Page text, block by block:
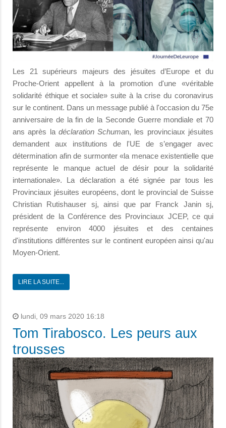
Les 21 supérieurs majeurs des jésuites d’Europe et du
Proche-Orient appellent à la promotion d'une «véritable
solidarité éthique et sociale» suite à la crise du coronavirus
sur le continent. Dans un message publié à l'occasion du 75e
anniversaire de la fin de la Seconde Guerre mondiale et 70
ans après la déclaration Schuman, les provinciaux jésuites
demandent aux institutions de l'UE de s’engager avec
détermination afin de surmonter «la menace existentielle que
représente le manque actuel de désir pour la solidarité
internationale». La déclaration a été signée par tous les
Provinciaux jésuites européens, dont le provincial de Suisse
Christian Rutishauser sj, ainsi que par Franck Janin sj,
président de la Conférence des Provinciaux JCEP, ce qui
représente environ 4000 jésuites et des centaines
d'institutions différentes sur le continent européen ainsi qu'au
Moyen-Orient.
LIRE LA SUITE...
lundi, 09 mars 2020 16:18
Tom Tirabosco. Les peurs aux
trousses